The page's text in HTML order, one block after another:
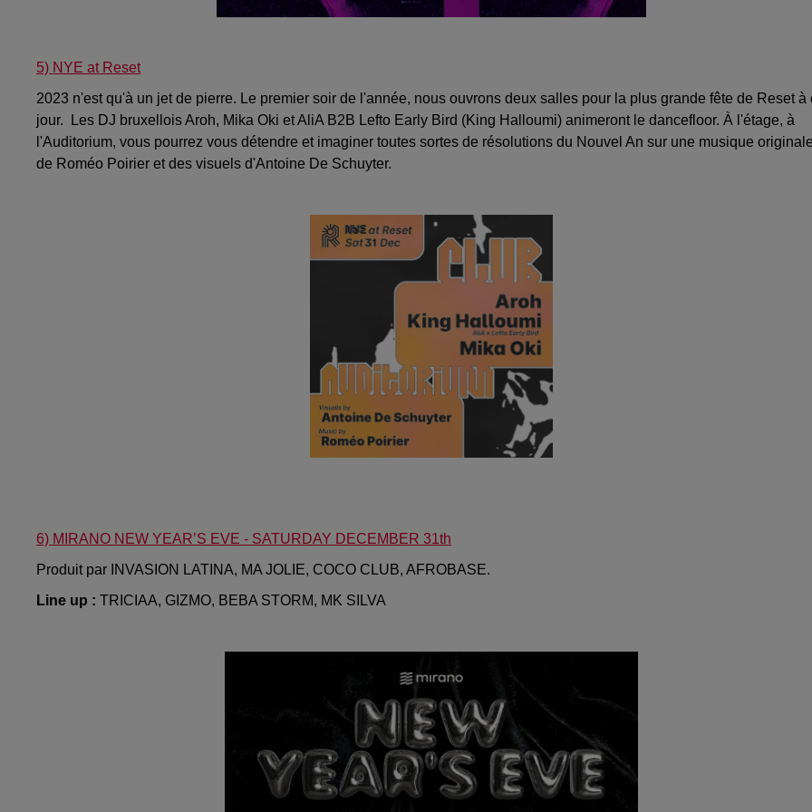
5) NYE at Reset
2023 n'est qu'à un jet de pierre. Le premier soir de l'année, nous ouvrons deux salles pour la plus grande fête de Reset à
jour. Les DJ bruxellois Aroh, Mika Oki et AliA B2B Lefto Early Bird (King Halloumi) animeront le dancefloor. À l'étage, à
l'Auditorium, vous pourrez vous détendre et imaginer toutes sortes de résolutions du Nouvel An sur une musique
de Roméo Poirier et des visuels d'Antoine De Schuyter.
6) MIRANO NEW YEAR’S EVE - SATURDAY DECEMBER 31th
Produit par INVASION LATINA, MA JOLIE, COCO CLUB, AFROBASE.
Line up : TRICIAA, GIZMO, BEBA STORM, MK SILVA